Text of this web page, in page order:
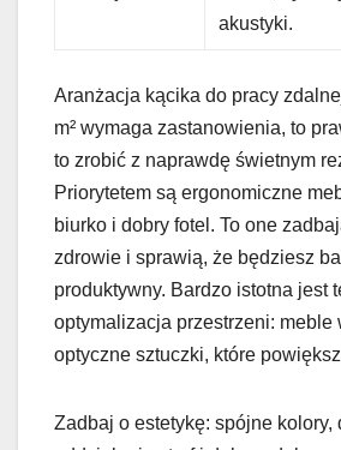
akustyki.
Aranżacja kącika do pracy
m² wymaga zastanowienia, to
to zrobić z naprawdę świetnym
Priorytetem są ergonomiczne
biurko i dobry fotel. To one
zdrowie i sprawią, że będziesz
produktywny. Bardzo istotna jest
optymalizacja przestrzeni: meble
optyczne sztuczki, które
Zadbaj o estetykę: spójne kolory,